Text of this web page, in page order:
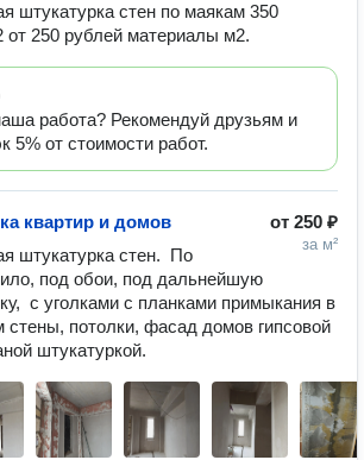
штукатурка стен по маякам 350
от 250 рублей материалы м2.
работа? Рекомендуй друзьям и
5% от стоимости работ.
от 250 ₽
за м²
квартир и домов
штукатурка стен.  По
под обои, под дальнейшую
с уголками с планками примыкания в
стены, потолки, фасад домов гипсовой
штукатуркой.